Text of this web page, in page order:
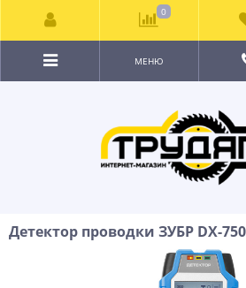
МЕНЮ
Детектор проводки ЗУБР DX-
0